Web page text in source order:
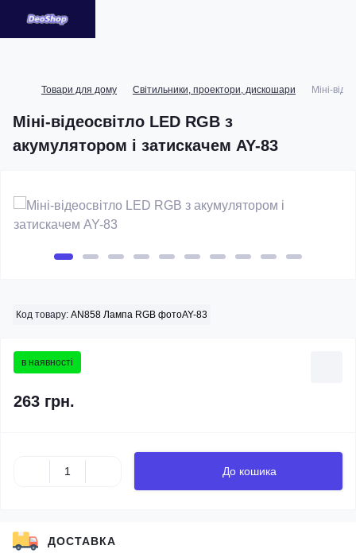
Товари для дому Світильники, проектори, дискошари Міні-
Міні-відеосвітло LED RGB з
акумулятором і затискачем AY-83
Код товару: AN858 Лампа RGB фотоAY-83
в наявності
263 грн.
До кошика
ДОСТАВКА